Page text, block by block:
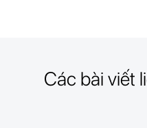
Các bài viết